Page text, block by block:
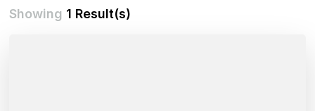
Showing 1 Result(s)